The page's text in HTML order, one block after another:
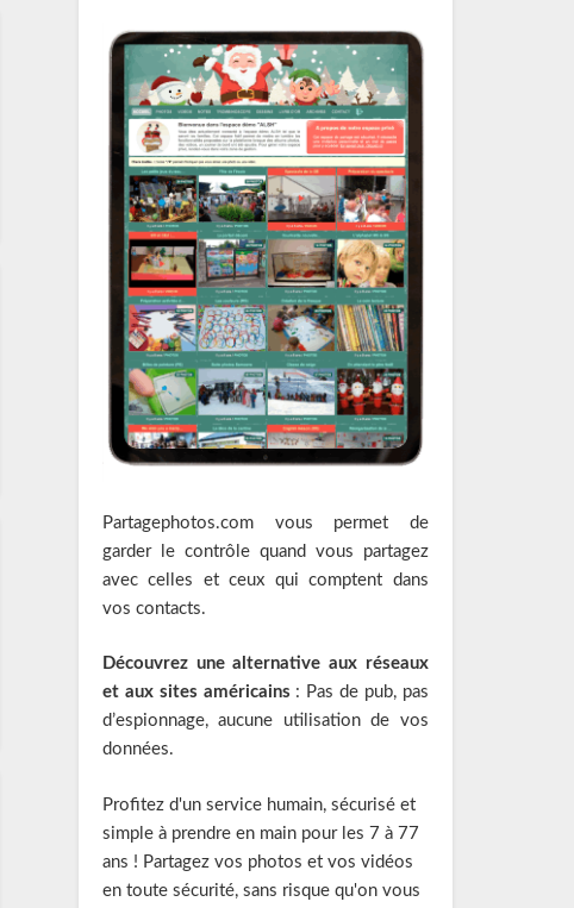
Partagephotos.com vous permet de
garder le contrôle quand vous partagez
avec celles et ceux qui comptent dans
vos contacts.
Découvrez une alternative aux réseaux
et aux sites américains : Pas de pub, pas
d’espionnage, aucune utilisation de vos
données.
Profitez d'un service humain, sécurisé et
simple à prendre en main pour les 7 à 77
ans ! Partagez vos photos et vos vidéos
en toute sécurité, sans risque qu'on vous